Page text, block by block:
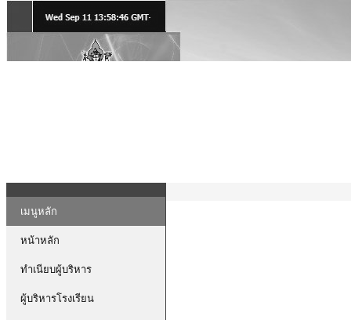
เมนูหลัก
หน้าหลัก
ทำเนียบผู้บริหาร
ผู้บริหารโรงเรียน